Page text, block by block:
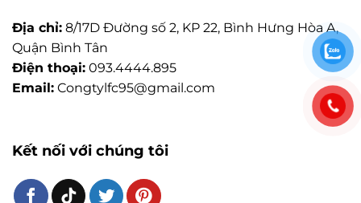
Địa chỉ: 8/17D Đường số 2, KP 22, Bình Hưng Hòa A,
Quận Bình Tân
Điện thoại: 093.4444.895
Email: Congtylfc95@gmail.com
Kết nối với chúng tôi